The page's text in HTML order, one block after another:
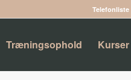
Telefonliste
Træningsophold